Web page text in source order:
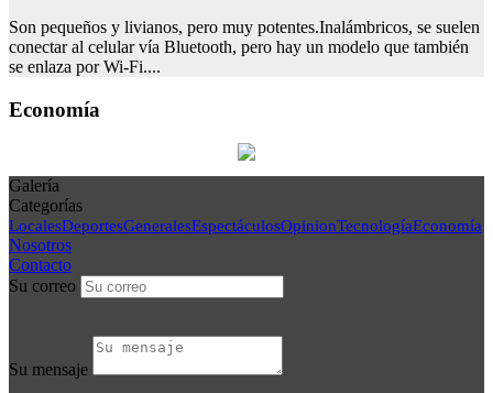
Son pequeños y livianos, pero muy potentes.Inalámbricos, se suelen
conectar al celular vía Bluetooth, pero hay un modelo que también
se enlaza por Wi-Fi....
Economía
Galería
Categorías
LocalesDeportesGeneralesEspectáculosOpinionTecnologíaEconomía
Nosotros
Contacto
Su correo
Su mensaje